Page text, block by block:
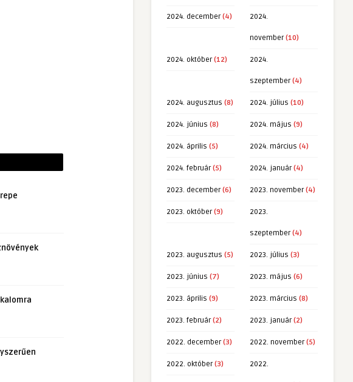
2024. december(4) 2024.
november(10)
2024. október(12) 2024.
szeptember(4)
2024. augusztus (8) 2024. július (10)
2024. június (8) 2024. május (9)
2024. április (5) 2024. március (4)
2024. február(5) 2024. január(4)
2023. december(6) 2023. november(4)
2023. október(9) 2023.
szeptember(4)
2023. augusztus (5) 2023. július (3)
2023. június (7) 2023. május (6)
2023. április (9) 2023. március (8)
2023. február(2) 2023. január(2)
2022. december(3) 2022. november(5)
2022. október(3) 2022.